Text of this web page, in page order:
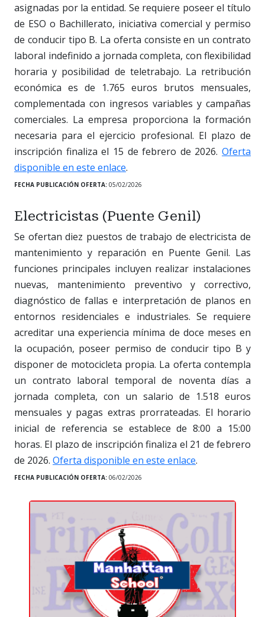
asignadas por la entidad. Se requiere poseer el título
de ESO o Bachillerato, iniciativa comercial y permiso
de conducir tipo B. La oferta consiste en un contrato
laboral indefinido a jornada completa, con flexibilidad
horaria y posibilidad de teletrabajo. La retribución
económica es de 1.765 euros brutos mensuales,
complementada con ingresos variables y campañas
comerciales. La empresa proporciona la formación
necesaria para el ejercicio profesional. El plazo de
inscripción finaliza el 15 de febrero de 2026. Oferta
disponible en este enlace.
FECHA PUBLICACIÓN OFERTA: 05/02/2026
Electricistas (Puente Genil)
Se ofertan diez puestos de trabajo de electricista de
mantenimiento y reparación en Puente Genil. Las
funciones principales incluyen realizar instalaciones
nuevas, mantenimiento preventivo y correctivo,
diagnóstico de fallas e interpretación de planos en
entornos residenciales e industriales. Se requiere
acreditar una experiencia mínima de doce meses en
la ocupación, poseer permiso de conducir tipo B y
disponer de motocicleta propia. La oferta contempla
un contrato laboral temporal de noventa días a
jornada completa, con un salario de 1.518 euros
mensuales y pagas extras prorrateadas. El horario
inicial de referencia se establece de 8:00 a 15:00
horas. El plazo de inscripción finaliza el 21 de febrero
de 2026. Oferta disponible en este enlace.
FECHA PUBLICACIÓN OFERTA: 06/02/2026